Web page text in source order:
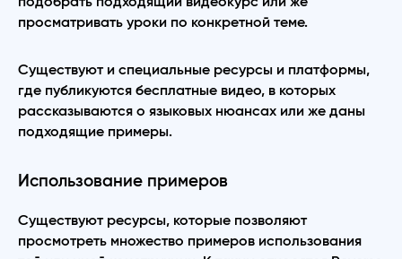
просматривать уроки по конкретной теме.
Существуют и специальные ресурсы и платформы,
где публикуются бесплатные видео, в которых
рассказываются о языковых нюансах или же даны
подходящие примеры.
Использование примеров
Существуют ресурсы, которые позволяют
просмотреть множество примеров использования